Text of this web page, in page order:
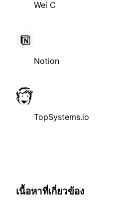
Wei C
Notion
TopSystems.io
เนื้อหาที่เกี่ยวข้อง